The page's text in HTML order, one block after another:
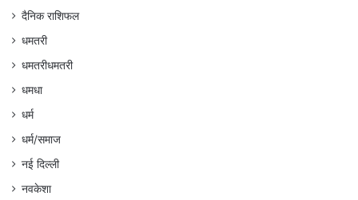
दैनिक राशिफल
धमतरी
धमतरीधमतरी
धमधा
धर्म
धर्म/समाज
नई दिल्ली
नवकेशा